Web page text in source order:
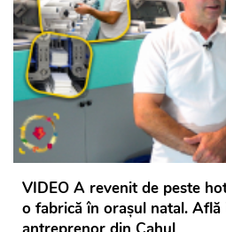
VIDEO A revenit de peste
o fabrică în orașul natal.